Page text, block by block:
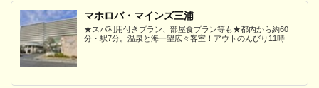
マホロバ・マインズ三浦
★スパ利用付きプラン、部屋食プラン等も★都内から約60
分・駅7分。温泉と海一望広々客室！アウトのんびり11時